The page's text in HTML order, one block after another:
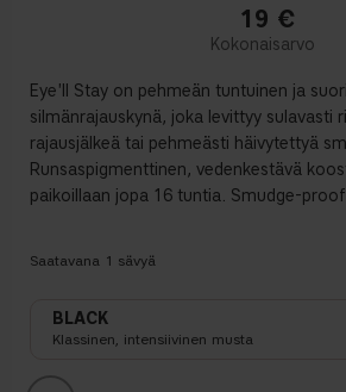
19 €
Eye'll Stay on pehmeän tuntuinen ja
silmänrajauskynä, joka levittyy sulavasti
rajausjälkeä tai pehmeästi häivytettyä
Runsaspigmenttinen, vedenkestävä
paikoillaan jopa 16 tuntia. Smudge-
Saatavana 1 sävyä
BLACK
Klassinen, intensiivinen musta